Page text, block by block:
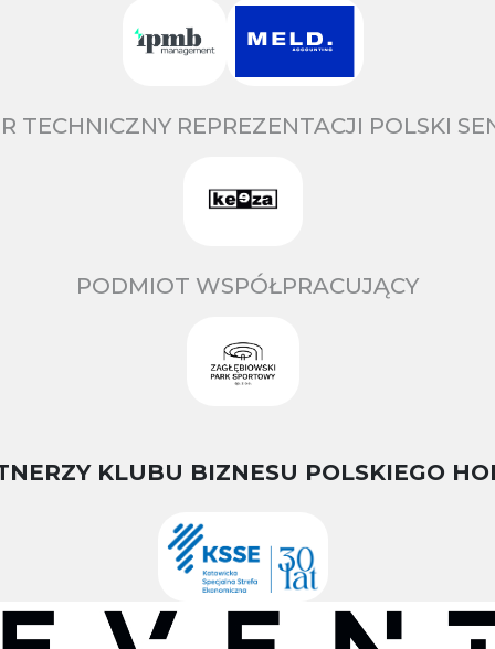
TECHNICZNY REPREZENTACJI POLSKI
PODMIOT WSPÓŁPRACUJĄCY
KLUBU BIZNESU POLSKIEGO